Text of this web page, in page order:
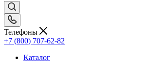
Телефоны
+7 (800) 707-62-82
Каталог